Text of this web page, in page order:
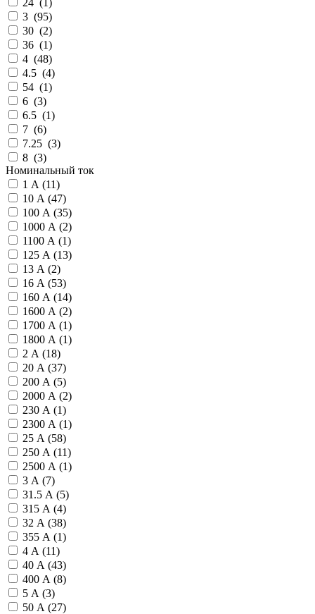
3 (95)
30 (2)
36 (1)
4 (48)
4.5 (4)
54 (1)
6 (3)
6.5 (1)
7 (6)
7.25 (3)
8 (3)
Номинальный ток
1 А (11)
10 А (47)
100 А (35)
1000 А (2)
1100 А (1)
125 А (13)
13 А (2)
16 А (53)
160 А (14)
1600 А (2)
1700 А (1)
1800 А (1)
2 А (18)
20 А (37)
200 А (5)
2000 А (2)
230 А (1)
2300 А (1)
25 А (58)
250 А (11)
2500 А (1)
3 А (7)
31.5 А (5)
315 А (4)
32 А (38)
355 А (1)
4 А (11)
40 А (43)
400 А (8)
5 А (3)
50 А (27)